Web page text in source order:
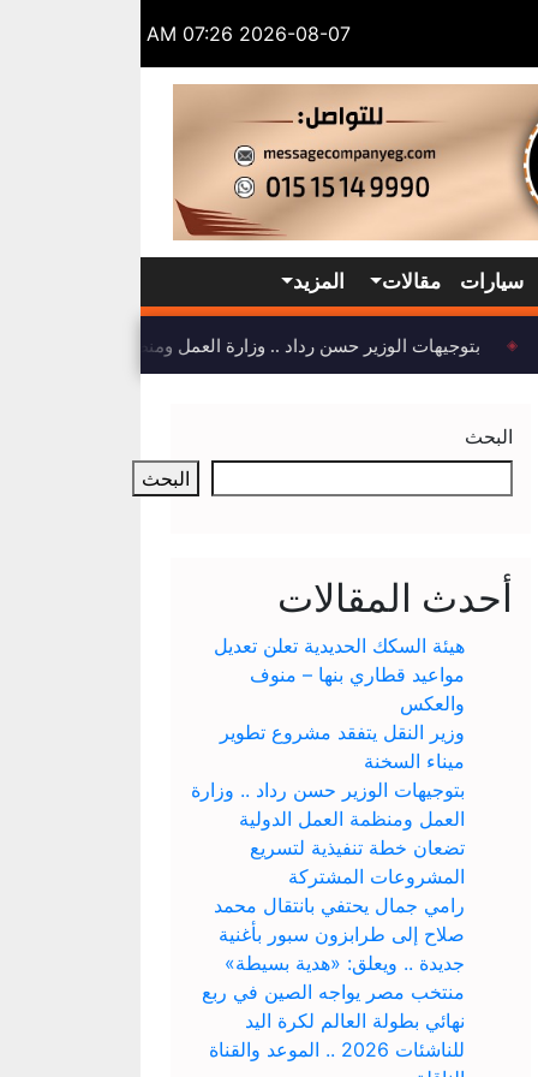
2026-08-07 07:26 AM
سيارات مقالات المزيد
بتوجيهات الوزير حسن رداد .. وزارة العمل ومنظمة العمل
البحث
البحث
أحدث المقالات
هيئة السكك الحديدية تعلن تعديل
مواعيد قطاري بنها – منوف
والعكس
وزير النقل يتفقد مشروع تطوير
ميناء السخنة
بتوجيهات الوزير حسن رداد .. وزارة
العمل ومنظمة العمل الدولية
تضعان خطة تنفيذية لتسريع
المشروعات المشتركة
رامي جمال يحتفي بانتقال محمد
صلاح إلى طرابزون سبور بأغنية
جديدة .. ويعلق: «هدية بسيطة»
منتخب مصر يواجه الصين في ربع
نهائي بطولة العالم لكرة اليد
للناشئات 2026 .. الموعد والقناة